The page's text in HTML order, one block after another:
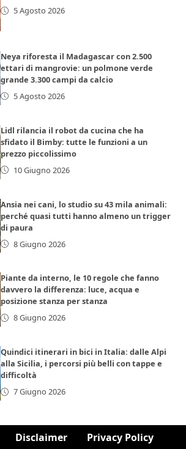
5 Agosto 2026
Neya riforesta il Madagascar con 2.500
ettari di mangrovie: un polmone verde
grande 3.300 campi da calcio
5 Agosto 2026
Lidl rilancia il robot da cucina che ha
sfidato il Bimby: tutte le funzioni a un
prezzo piccolissimo
10 Giugno 2026
Ansia nei cani, lo studio su 43 mila animali:
perché quasi tutti hanno almeno un trigger
di paura
8 Giugno 2026
Piante da interno, le 10 regole che fanno
davvero la differenza: luce, acqua e
posizione stanza per stanza
8 Giugno 2026
Quindici itinerari in bici in Italia: dalle Alpi
alla Sicilia, i percorsi più belli con tappe e
difficoltà
7 Giugno 2026
Disclaimer Privacy Policy